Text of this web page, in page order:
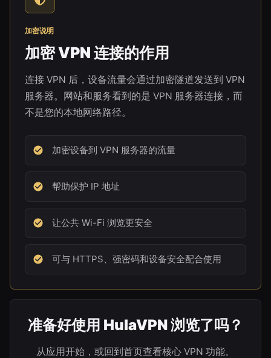
加密说明
加密 VPN 连接的作用
连接 VPN 后，设备流量会通过加密隧道发送到 VPN
服务器。网站和服务看到的是 VPN 服务器连接，而
不是您的本地网络路径。
加密设备到 VPN 服务器的流量
帮助保护 IP 地址
让公共 Wi-Fi 浏览更安全
可与 HTTPS、强密码和设备安全配合使用
准备好使用 HulaVPN 浏览了吗？
从应用开始，或回到首页查看核心 VPN 功能。